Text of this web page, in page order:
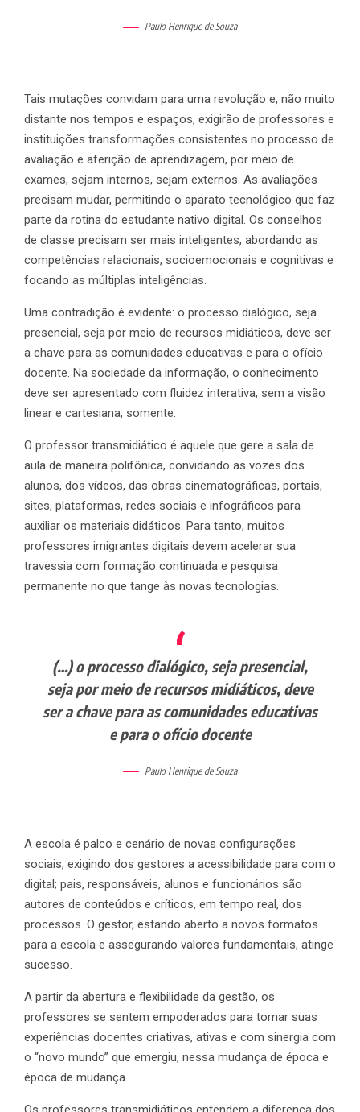
Paulo Henrique de Souza
Tais mutações convidam para uma revolução e, não muito
distante nos tempos e espaços, exigirão de professores e
instituições transformações consistentes no processo de
avaliação e aferição de aprendizagem, por meio de
exames, sejam internos, sejam externos. As avaliações
precisam mudar, permitindo o aparato tecnológico que faz
parte da rotina do estudante nativo digital. Os conselhos
de classe precisam ser mais inteligentes, abordando as
competências relacionais, socioemocionais e cognitivas e
focando as múltiplas inteligências.
Uma contradição é evidente: o processo dialógico, seja
presencial, seja por meio de recursos midiáticos, deve ser
a chave para as comunidades educativas e para o ofício
docente. Na sociedade da informação, o conhecimento
deve ser apresentado com fluidez interativa, sem a visão
linear e cartesiana, somente.
O professor transmidiático é aquele que gere a sala de
aula de maneira polifônica, convidando as vozes dos
alunos, dos vídeos, das obras cinematográficas, portais,
sites, plataformas, redes sociais e infográficos para
auxiliar os materiais didáticos. Para tanto, muitos
professores imigrantes digitais devem acelerar sua
travessia com formação continuada e pesquisa
permanente no que tange às novas tecnologias.
(…)o processo dialógico, seja presencial,
seja por meio de recursos midiáticos, deve
ser a chave para as comunidades educativas
e para o ofício docente
Paulo Henrique de Souza
A escola é palco e cenário de novas configurações
sociais, exigindo dos gestores a acessibilidade para com o
digital; pais, responsáveis, alunos e funcionários são
autores de conteúdos e críticos, em tempo real, dos
processos. O gestor, estando aberto a novos formatos
para a escola e assegurando valores fundamentais, atinge
sucesso.
A partir da abertura e flexibilidade da gestão, os
professores se sentem empoderados para tornar suas
experiências docentes criativas, ativas e com sinergia com
o “novo mundo” que emergiu, nessa mudança de época e
época de mudança.